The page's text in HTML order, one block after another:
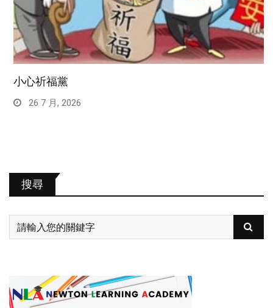
小心祈福黨
26 7 月, 2026
搜尋